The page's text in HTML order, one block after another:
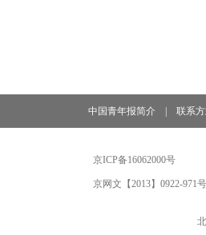
中国青年报简介 | 联系
京ICP备16062000号
京网文【2013】0922-971号